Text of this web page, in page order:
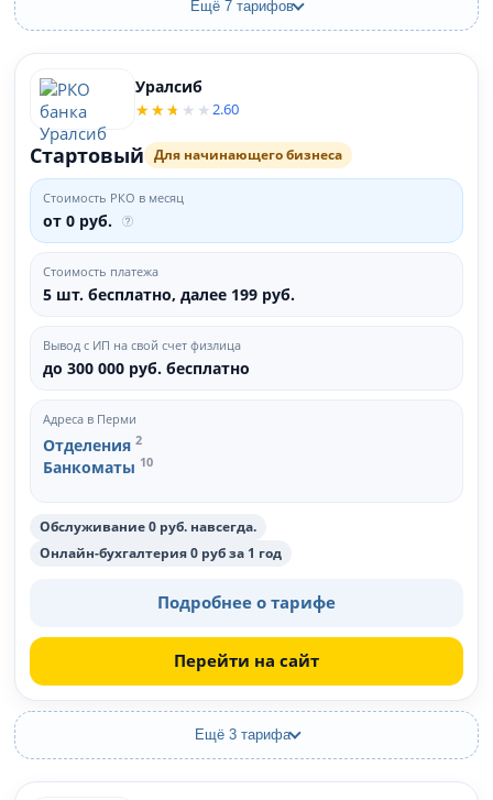
Ещё 7 тарифов
Уралсиб
2.60
Стартовый Для начинающего бизнеса
Стоимость РКО в месяц
от 0 руб.
Стоимость платежа
5 шт. бесплатно, далее 199 руб.
Вывод с ИП на свой счет физлица
до 300 000 руб. бесплатно
Адреса в Перми
Отделения2
Банкоматы 10
Обслуживание 0 руб. навсегда.
Онлайн-бухгалтерия 0 руб за 1 год
Подробнее о тарифе
Перейти на сайт
Ещё 3 тарифа